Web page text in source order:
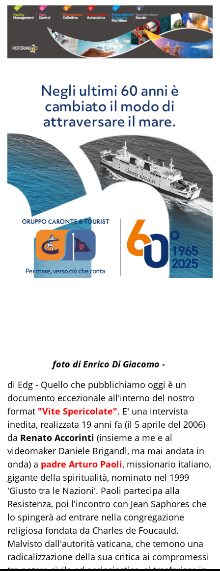
foto di Enrico Di Giacomo -
di Edg - Quello che pubblichiamo oggi è un
documento eccezionale all'interno del nostro
format "Vite Spericolate". E' una intervista
inedita, realizzata 19 anni fa (il 5 aprile del 2006)
da Renato Accorinti (insieme a me e al
videomaker Daniele Brigandì, ma mai andata in
onda) a padre Arturo Paoli, missionario italiano,
gigante della spiritualità, nominato nel 1999
'Giusto tra le Nazioni'. Paoli partecipa alla
Resistenza, poi l'incontro con Jean Saphores che
lo spingerà ad entrare nella congregazione
religiosa fondata da Charles de Foucauld.
Malvisto dall'autorità vaticana, che temono una
radicalizzazione della sua critica ai compromessi